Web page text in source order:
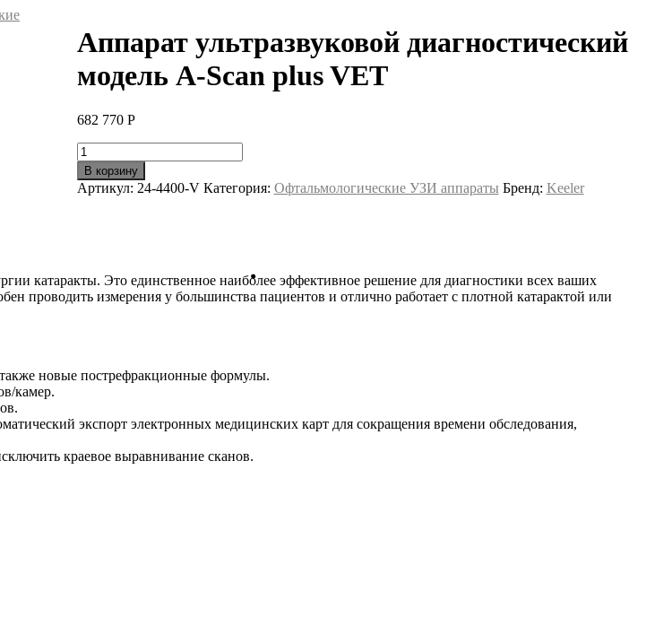
Аппарат ультразвуковой диагностический
модель A-Scan plus VET
682 770 Р
Количество
товара
Аппарат
ультразвуковой
plus
VET
В корзину
Артикул: 24-4400-V Категория: Офтальмологические УЗИ аппараты Бренд: Keeler
катаракты. Это единственное наиболее эффективное решение для диагностики всех ваших
проводить измерения у большинства пациентов и отлично работает с плотной катарактой или
новые пострефракционные формулы.
камер.
экспорт электронных медицинских карт для сокращения времени обследования,
краевое выравнивание сканов.